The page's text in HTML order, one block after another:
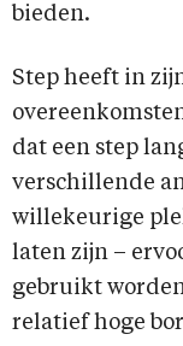
bieden.
Step heeft in
dat een step
verschillende
willekeurige
laten zijn –
gebruikt
relatief hoge